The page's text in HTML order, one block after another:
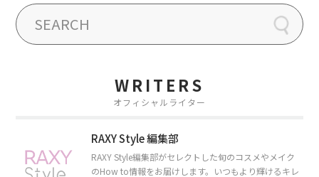
WRITERS
オフィシャルライター
RAXY Style 編集部
RAXY Style編集部がセレクトした旬のコスメやメイク
のHow to情報をお届けします。いつもより輝けるキレ